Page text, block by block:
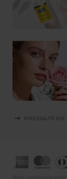
arrow_right_alt POGLEDAJTE SVE